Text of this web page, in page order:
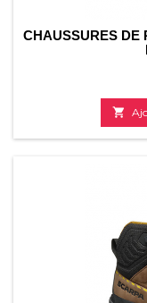
CHAUSSURES DE
